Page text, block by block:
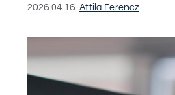
2026.04.16. Attila Ferencz